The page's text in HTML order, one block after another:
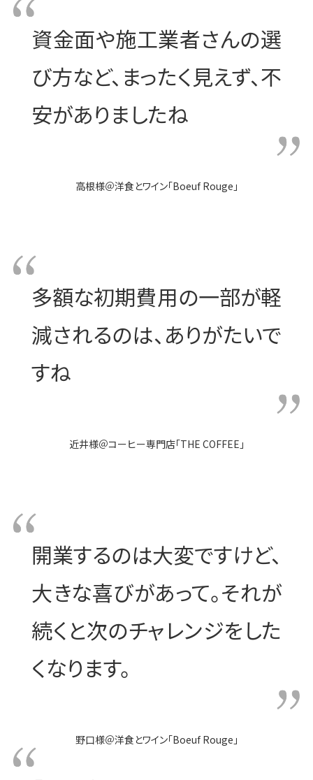
資金面や施工業者さんの選
び方など、 まったく見えず、不
安がありましたね
高根様＠洋食とワイン「Boeuf Rouge」
多額な初期費用の一部が軽
減されるのは、ありがたいで
すね
近井様＠コーヒー専門店「THE COFFEE」
開業するのは大変ですけど、
大きな喜びがあって。それが
続くと次のチャレンジをした
くなります。
野口様＠洋食とワイン「Boeuf Rouge」